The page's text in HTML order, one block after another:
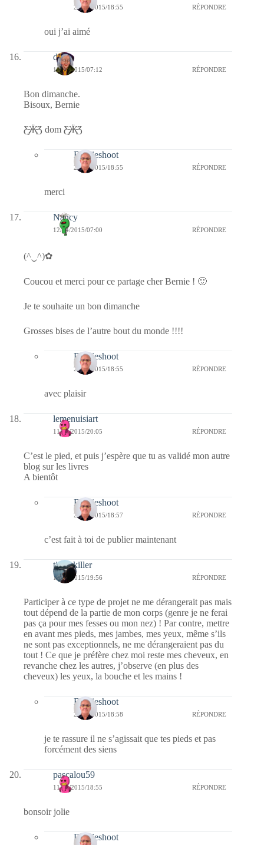
23/04/2015/18:55 RÉPONDRE
oui j’ai aimé
dom
12/04/2015/07:12 RÉPONDRE
Bon dimanche.
Bisoux, Bernie
Ƹ̵̡Ӝ̵̨̄Ʒ dom Ƹ̵̡Ӝ̵̨̄Ʒ
Bernieshoot
23/04/2015/18:55 RÉPONDRE
merci
Nancy
12/04/2015/07:00 RÉPONDRE
(^‿^)✿
Coucou et merci pour ce partage cher Bernie ! 🙂
Je te souhaite un bon dimanche
Grosses bises de l’autre bout du monde !!!!
Bernieshoot
23/04/2015/18:55 RÉPONDRE
avec plaisir
lemenuisiart
11/04/2015/20:05 RÉPONDRE
C’est le pied, et puis j’espère que tu as validé mon autre
blog sur les livres
A bientôt
Bernieshoot
23/04/2015/18:57 RÉPONDRE
c’est fait à toi de publier maintenant
tinalakiller
11/04/2015/19:56 RÉPONDRE
Participer à ce type de projet ne me dérangerait pas mais
tout dépend de la partie de mon corps (genre je ne ferai
pas ça pour mes fesses ou mon nez) ! Par contre, mettre
en avant mes pieds, mes jambes, mes yeux, même s’ils
ne sont pas exceptionnels, ne me dérangeraient pas du
tout ! Ce que je préfère chez moi reste mes cheveux, en
revanche chez les autres, j’observe (en plus des
cheveux) les yeux, la bouche et les mains !
Bernieshoot
23/04/2015/18:58 RÉPONDRE
je te rassure il ne s’agissait que tes pieds et pas
forcément des siens
pascalou59
11/04/2015/18:55 RÉPONDRE
bonsoir jolie
Bernieshoot